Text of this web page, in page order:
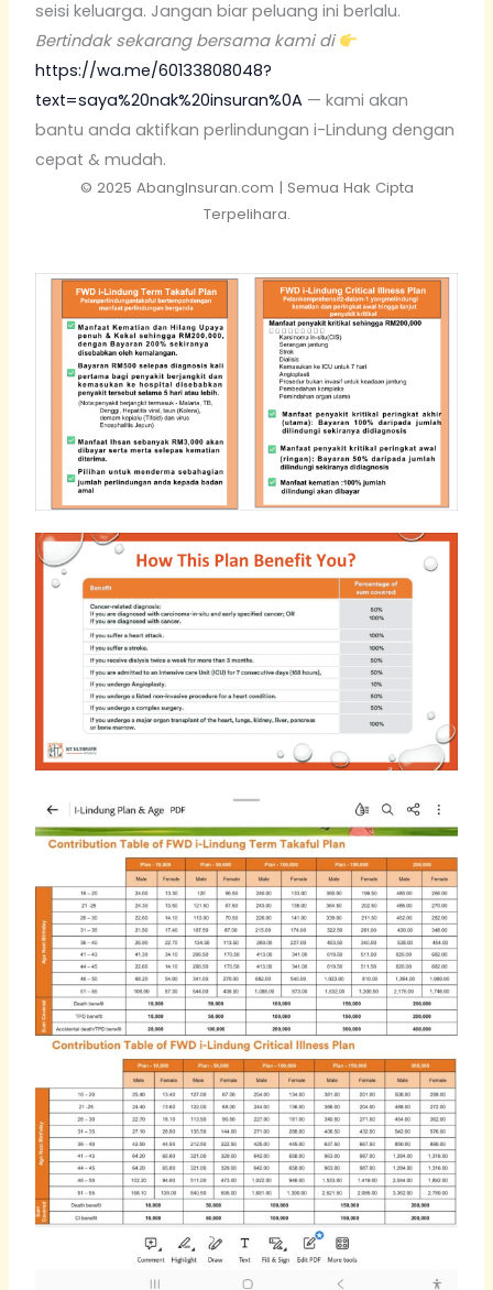
seisi keluarga. Jangan biar peluang ini berlalu.
Bertindak sekarang bersama kami di
https://wa.me/60133808048?
text=saya%20nak%20insuran%0A — kami akan
bantu anda aktifkan perlindungan i-Lindung dengan
cepat & mudah.
© 2025 AbangInsuran.com | Semua Hak Cipta
Terpelihara.